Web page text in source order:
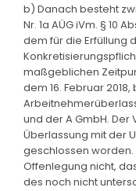
b) Danach besteht
Nr. 1a AÜG iVm. § 10
dem für die Erfüllung
maßgeblichen
dem 16. Februar
und der A GmbH.
Überlassung mit der
geschlossen
Offenlegung nicht,
des noch nicht